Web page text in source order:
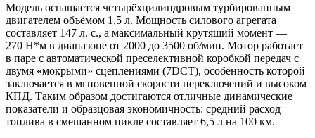
Модель оснащается четырёхцилиндровым турбированным
двигателем объёмом 1,5 л. Мощность силового агрегата
составляет 147 л. с., а максимальный крутящий момент —
270 Н*м в диапазоне от 2000 до 3500 об/мин. Мотор работает
в паре с автоматической преселективной коробкой передач с
двумя «мокрыми» сцеплениями (7DCT), особенность которой
заключается в мгновенной скорости переключений и высоком
КПД. Таким образом достигаются отличные динамические
показатели и образцовая экономичность: средний расход
топлива в смешанном цикле составляет 6,5 л на 100 км.